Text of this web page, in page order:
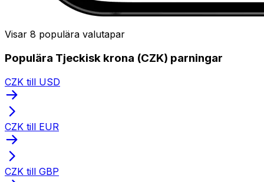
Visar 8 populära valutapar
Populära Tjeckisk krona (CZK) parningar
CZK till USD
CZK till EUR
CZK till GBP